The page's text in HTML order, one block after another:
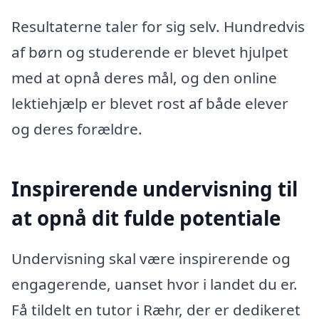
Resultaterne taler for sig selv. Hundredvis
af børn og studerende er blevet hjulpet
med at opnå deres mål, og den online
lektiehjælp er blevet rost af både elever
og deres forældre.
Inspirerende undervisning til
at opnå dit fulde potentiale
Undervisning skal være inspirerende og
engagerende, uanset hvor i landet du er.
Få tildelt en tutor i Ræhr, der er dedikeret